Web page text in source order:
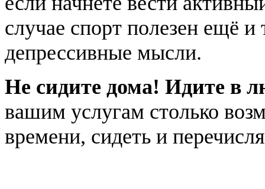
случае спорт полезен ещё
депрессивные мысли.
Не сидите дома! Идите в
вашим услугам столько
времени, сидеть и